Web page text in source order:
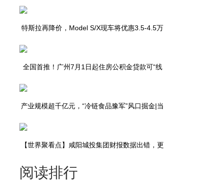
特斯拉再降价，Model S/X现车将优惠3.5-4.5万
全国首推！广州7月1日起住房公积金贷款可“线
产业规模超千亿元，“冷链食品豫军”风口掘金|当
【世界聚看点】咸阳城投集团财报数据出错，更
新后一季度净利润锐减5700万
阅读排行